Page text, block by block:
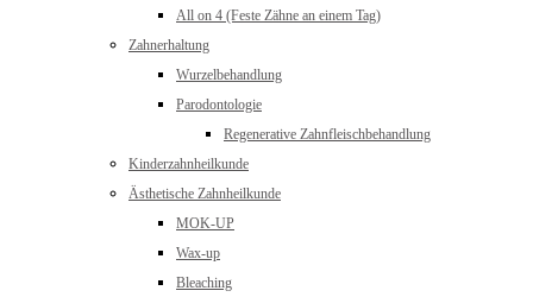
All on 4 (Feste Zähne an einem Tag)
Zahnerhaltung
Wurzelbehandlung
Parodontologie
Regenerative Zahnfleischbehandlung
Kinderzahnheilkunde
Ästhetische Zahnheilkunde
MOK-UP
Wax-up
Bleaching